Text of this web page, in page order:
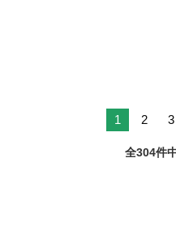
1 2 3
全304件